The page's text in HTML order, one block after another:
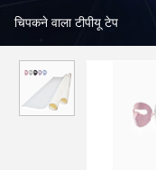
चिपकने वाला टीपीयू टेप